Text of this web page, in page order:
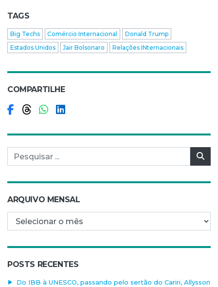
TAGS
Big Techs Comércio Internacional
Donald Trump
Estados Unidos
Jair Bolsonaro Relações INternacionais
COMPARTILHE
Compartilhar no Facebook
Compartilhar no Threads
Compartilhar no WhatsApp
Compartilhar no LinkedIn
Pesquisar por:
ARQUIVO MENSAL
Arquivo mensal
POSTS RECENTES
Do IBB à UNESCO, passando pelo sertão do Cariri, Allysson